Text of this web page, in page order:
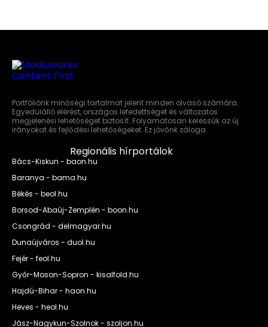
Portfóliónk minőségi tartalmat jelent minden olvasó számára.
Egyedülálló elérést, országos lefedettséget és változatos
megjelenési lehetőséget biztosít. Folyamatosan keressük az új
irányokat és fejlődési lehetőségeket. Ez jövőnk záloga.
Regionális hírportálok
Bács-Kiskun - baon.hu
Baranya - bama.hu
Békés - beol.hu
Borsod-Abaúj-Zemplén - boon.hu
Csongrád - delmagyar.hu
Dunaújváros - duol.hu
Fejér - feol.hu
Győr-Moson-Sopron - kisalfold.hu
Hajdú-Bihar - haon.hu
Heves - heol.hu
Jász-Nagykun-Szolnok - szoljon.hu